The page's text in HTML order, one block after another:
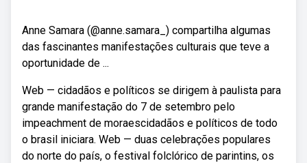
Anne Samara (@anne.samara_) compartilha algumas
das fascinantes manifestações culturais que teve a
oportunidade de ...
Web — cidadãos e políticos se dirigem à paulista para
grande manifestação do 7 de setembro pelo
impeachment de moraescidadãos e políticos de todo
o brasil iniciara. Web — duas celebrações populares
do norte do país, o festival folclórico de parintins, os